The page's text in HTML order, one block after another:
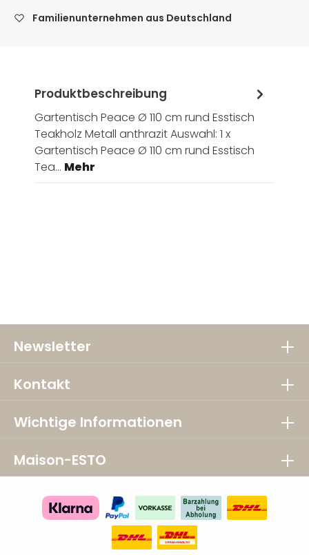
Familienunternehmen aus Deutschland
Produktbeschreibung
Gartentisch Peace Ø 110 cm rund Esstisch
Teakholz Metall anthrazit Auswahl: 1 x
Gartentisch Peace Ø 110 cm rund Esstisch
Tea… Mehr
Newsletter
Kontakt
Wichtige Informationen
Maison-ESTO